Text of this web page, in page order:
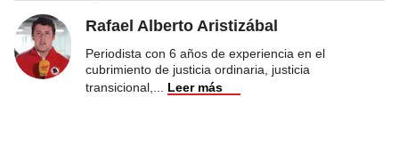
Rafael Alberto Aristizábal
Periodista con 6 años de experiencia en el
cubrimiento de justicia ordinaria, justicia
transicional,
Leer más